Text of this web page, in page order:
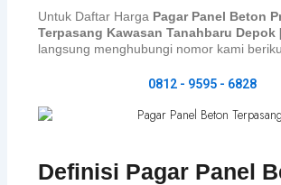
Untuk Daftar Harga Pagar Panel Beton
Terpasang Kawasan Tanahbaru Depok
langsung menghubungi nomor kami
0812 - 9595 - 6828
Definisi Pagar Panel